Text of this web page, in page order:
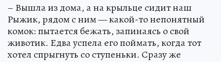
– Вышла из дома, а на крыльце сидит наш
Рыжик, рядом с ним — какой-то непонятный
комок: пытается бежать, запинаясь о свой
животик. Едва успела его поймать, когда тот
хотел спрыгнуть со ступеньки. Сразу же